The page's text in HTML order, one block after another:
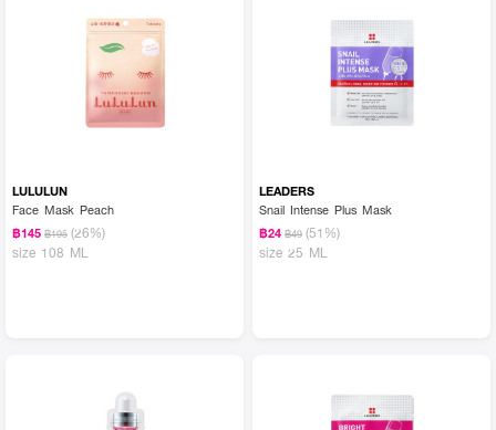
LULULUN
Face Mask Peach
฿145 ฿195 (26%)
size 108 ML
LEADERS
Snail Intense Plus Mask
฿24 ฿49 (51%)
size 25 ML